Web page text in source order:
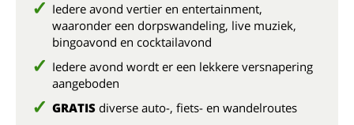
Iedere avond vertier en entertainment,
waaronder een dorpswandeling, live muziek,
bingoavond en cocktailavond
Iedere avond wordt er een lekkere versnapering
aangeboden
GRATIS diverse auto-, fiets- en wandelroutes